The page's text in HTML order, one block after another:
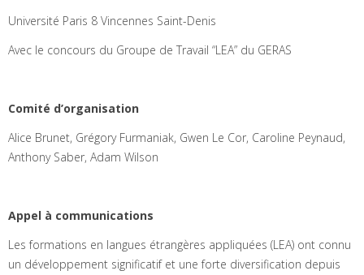
Université Paris 8 Vincennes Saint-Denis
Avec le concours du Groupe de Travail “LEA” du GERAS
Comité d’organisation
Alice Brunet, Grégory Furmaniak, Gwen Le Cor, Caroline Peynaud,
Anthony Saber, Adam Wilson
Appel à communications
Les formations en langues étrangères appliquées (LEA) ont connu
un développement significatif et une forte diversification depuis